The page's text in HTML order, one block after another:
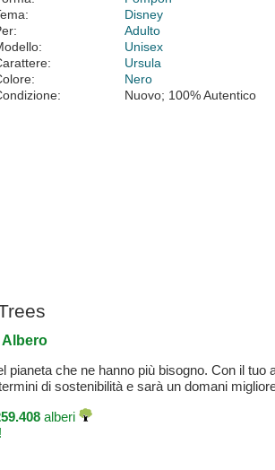
Disney
Adulto
Unisex
Ursula
Nero
Nuovo; 100% Autentico
Albero
che ne hanno più bisogno. Con il tuo
di sostenibilità e sarà un domani
alberi